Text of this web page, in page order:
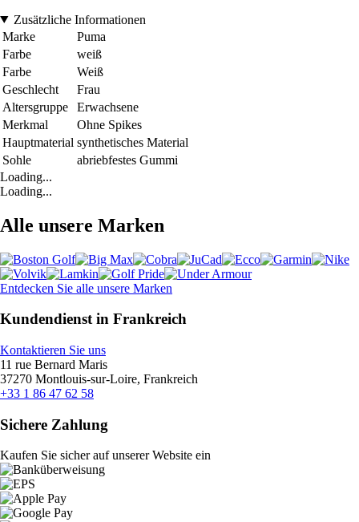
Zusätzliche Informationen
Marke
Puma
Farbe
weiß
Farbe
Weiß
Geschlecht
Frau
Altersgruppe
Erwachsene
Merkmal
Ohne Spikes
Hauptmaterial synthetisches Material
Sohle
abriebfestes Gummi
Loading...
Loading...
Alle unsere Marken
Entdecken Sie alle unsere Marken
Kundendienst in Frankreich
Kontaktieren Sie uns
11 rue Bernard Maris
37270 Montlouis-sur-Loire, Frankreich
+33 1 86 47 62 58
Sichere Zahlung
Kaufen Sie sicher auf unserer Website ein